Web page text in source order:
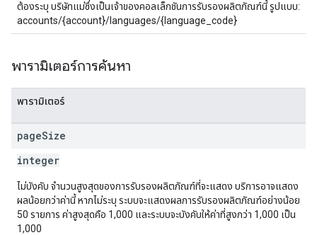
ต้องระบุ บริษัทแม่ซึ่งเป็นเจ้าของคอลเล็กชันการรับรองผลิตภัณฑ์นี้ รูปแบบ:
accounts/{account}/languages/{language_code}
พารามิเตอร์การค้นหา
พารามิเตอร์
pageSize
integer
ไม่บังคับ จำนวนสูงสุดของการรับรองผลิตภัณฑ์ที่จะแสดง บริการอาจแสดง
ผลน้อยกว่าค่านี้ หากไม่ระบุ ระบบจะแสดงผลการรับรองผลิตภัณฑ์อย่างน้อย
50 รายการ ค่าสูงสุดคือ 1,000 และระบบจะบังคับให้ค่าที่สูงกว่า 1,000 เป็น
1,000